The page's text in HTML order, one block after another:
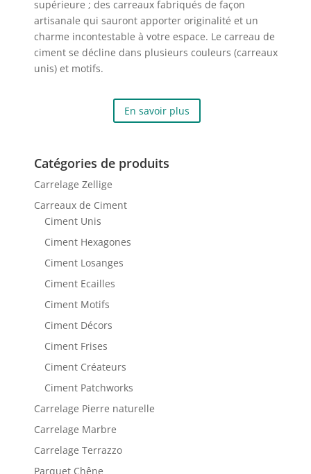
supérieure ; des carreaux fabriqués de façon
artisanale qui sauront apporter originalité et un
charme incontestable à votre espace. Le carreau de
ciment se décline dans plusieurs couleurs (carreaux
unis) et motifs.
En savoir plus
Catégories de produits
Carrelage Zellige
Carreaux de Ciment
Ciment Unis
Ciment Hexagones
Ciment Losanges
Ciment Ecailles
Ciment Motifs
Ciment Décors
Ciment Frises
Ciment Créateurs
Ciment Patchworks
Carrelage Pierre naturelle
Carrelage Marbre
Carrelage Terrazzo
Parquet Chêne